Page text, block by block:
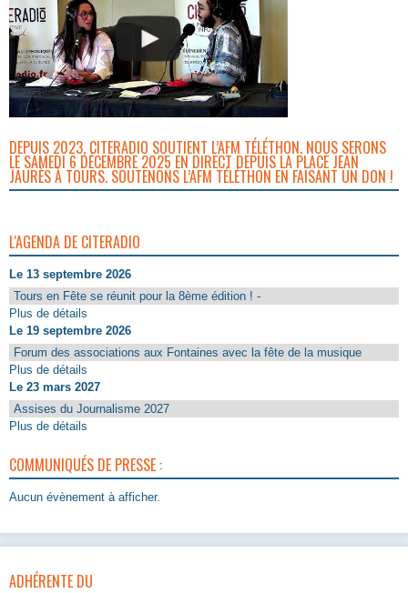
DEPUIS 2023, CITERADIO SOUTIENT L’AFM TÉLÉTHON. NOUS SERONS
LE SAMEDI 6 DÉCEMBRE 2025 EN DIRECT DEPUIS LA PLACE JEAN
JAURÈS À TOURS. SOUTENONS L’AFM TÉLÉTHON EN FAISANT UN DON !
L'AGENDA DE CITERADIO
Le 13 septembre 2026
Tours en Fête se réunit pour la 8ème édition ! -
Plus de détails
Le 19 septembre 2026
Forum des associations aux Fontaines avec la fête de la musique
Plus de détails
Le 23 mars 2027
Assises du Journalisme 2027
Plus de détails
COMMUNIQUÉS DE PRESSE :
Aucun évènement à afficher.
ADHÉRENTE DU